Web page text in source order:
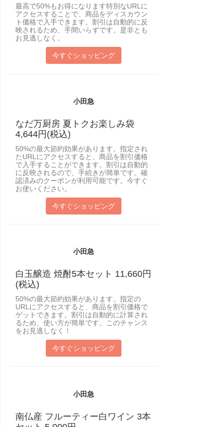
最高で50%もお得になります特別なURLに
アクセスすることで、商品をディスカウン
ト価格で入手できます。割引は自動的に反
映されるため、手間いらずです。是非とも
お見逃しなく。
今すぐショッピング
小田急
なだ万厨房 夏トクお楽しみ袋
4,644円(税込)
50%の最大節約効果があります。指定され
たURLにアクセスすると、商品を割引価格
で入手することができます。割引は自動的
に反映されるので、手続きが簡単です。確
認済みのクーポンが利用可能です。今すぐ
お使いください。
今すぐショッピング
小田急
白玉醸造 焼酎5本セット 11,660円
(税込)
50%の最大節約効果があります。指定の
URLにアクセスすると、商品を割引価格で
ゲットできます。割引は自動的に計算され
るため、使い方が簡単です。このチャンス
をお見逃しなく！
今すぐショッピング
小田急
南仏産 フルーティー白ワイン 3本